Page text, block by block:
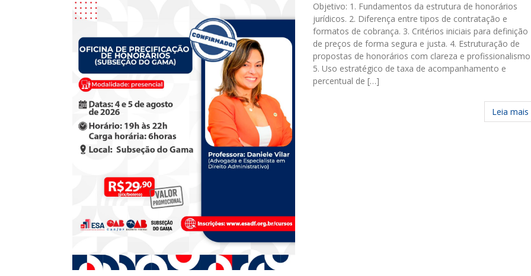
Objetivo: 1. Fundamentos da estrutura de honorários
jurídicos. 2. Diferença entre tipos de contratação e
formatos de cobrança. 3. Critérios iniciais para definição
de preços de forma segura e justa. 4. Estruturação de
propostas de honorários com clareza e
5. Uso estratégico de taxa de acompanhamento e
percentual de […]
Leia mais